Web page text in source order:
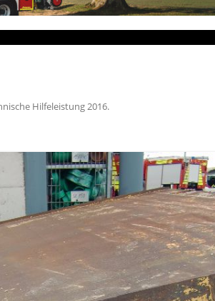
Hilfeleistung 2016.